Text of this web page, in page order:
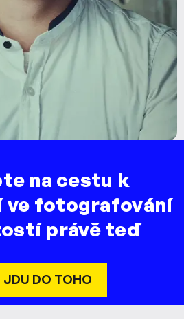
na cestu k
fotografování
právě teď
JDU DO TOHO